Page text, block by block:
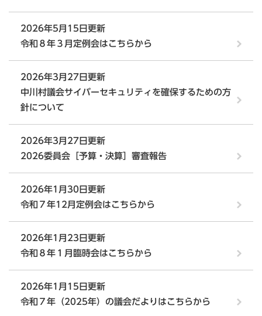
2026年5月15日更新
令和８年３月定例会はこちらから
2026年3月27日更新
中川村議会サイバーセキュリティを確保するための方
針について
2026年3月27日更新
2026委員会［予算・決算］審査報告
2026年1月30日更新
令和７年12月定例会はこちらから
2026年1月23日更新
令和８年１月臨時会はこちらから
2026年1月15日更新
令和７年（2025年）の議会だよりはこちらから